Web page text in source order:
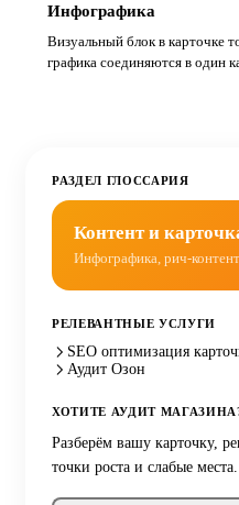
Инфографика
Визуальный блок в карточке
графика соединяются в один
РАЗДЕЛ ГЛОССАРИЯ
Контент и
Инфографика, рич-
РЕЛЕВАНТНЫЕ УСЛУГИ
SEO оптимизация
Аудит Озон
ХОТИТЕ АУДИТ
Разберём вашу карточку,
точки роста и слабые места.